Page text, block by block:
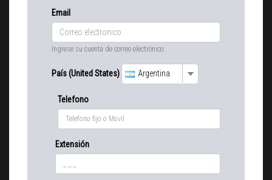
Email
Ingrese su cuenta de correo electrónico.
País (United States) Argentina
Telefono
Extensión